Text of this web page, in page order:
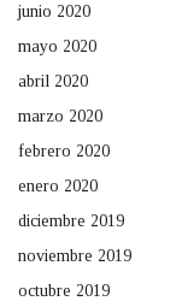
junio 2020
mayo 2020
abril 2020
marzo 2020
febrero 2020
enero 2020
diciembre 2019
noviembre 2019
octubre 2019